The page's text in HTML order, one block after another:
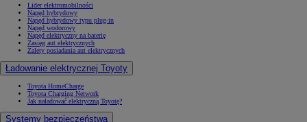
Lider elektromobilności
Napęd hybrydowy
Napęd hybrydowy typu plug-in
Napęd wodorowy
Napęd elektryczny na baterię
Zasięg aut elektrycznych
Zalety posiadania aut elektrycznych
Ładowanie elektrycznej Toyoty
Toyota HomeCharge
Toyota Charging Network
Jak naładować elektryczną Toyotę?
Systemy bezpieczeństwa